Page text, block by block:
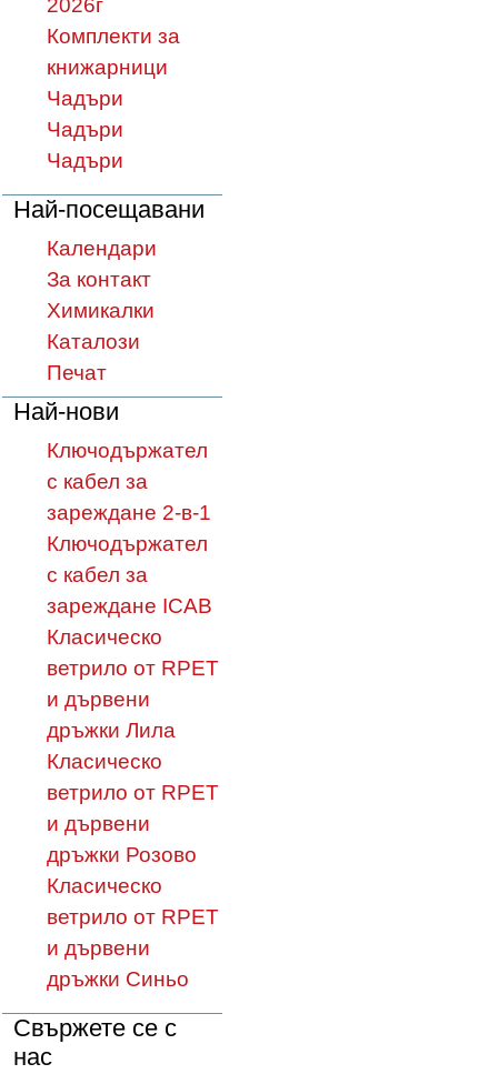
2026г
Комплекти за
книжарници
Чадъри
Чадъри
Чадъри
Най-посещавани
Календари
За контакт
Химикалки
Каталози
Печат
Най-нови
Ключодържател
с кабел за
зареждане 2-в-1
Ключодържател
с кабел за
зареждане ICAB
Класическо
ветрило от RPET
и дървени
дръжки Лила
Класическо
ветрило от RPET
и дървени
дръжки Розово
Класическо
ветрило от RPET
и дървени
дръжки Синьо
Свържете се с
нас